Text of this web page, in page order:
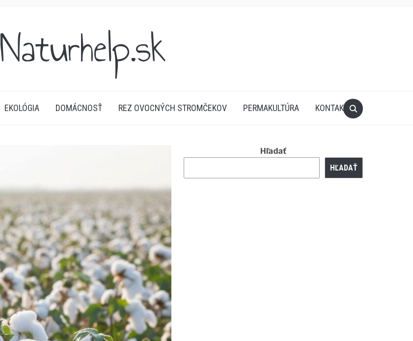
Naturhelp.sk
EKOLÓGIA DOMÁCNOSŤ REZ OVOCNÝCH STROMČEKOV PERMAKULTÚRA KONTAKT
Hľadať
HĽADAŤ